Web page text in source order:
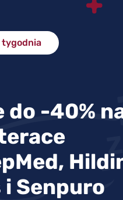
tygodnia
do -40%
Senpuro